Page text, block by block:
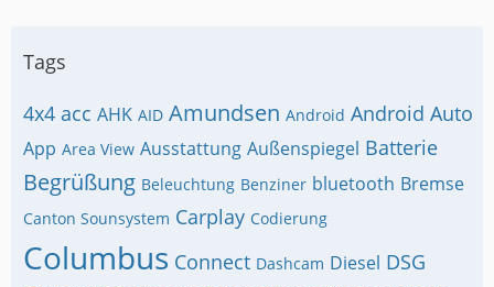
Tags
4x4 acc AHK AID Amundsen Android Android Auto
App Area View Ausstattung Außenspiegel Batterie
Begrüßung Beleuchtung Benziner bluetooth Bremse
Canton Sounsystem Carplay Codierung
Columbus Connect Dashcam Diesel DSG